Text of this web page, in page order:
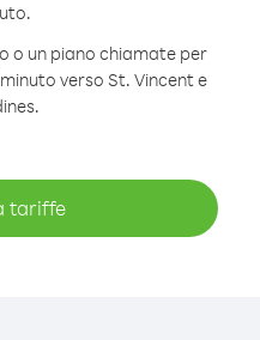
o un piano chiamate per
verso St. Vincent e
tariffe